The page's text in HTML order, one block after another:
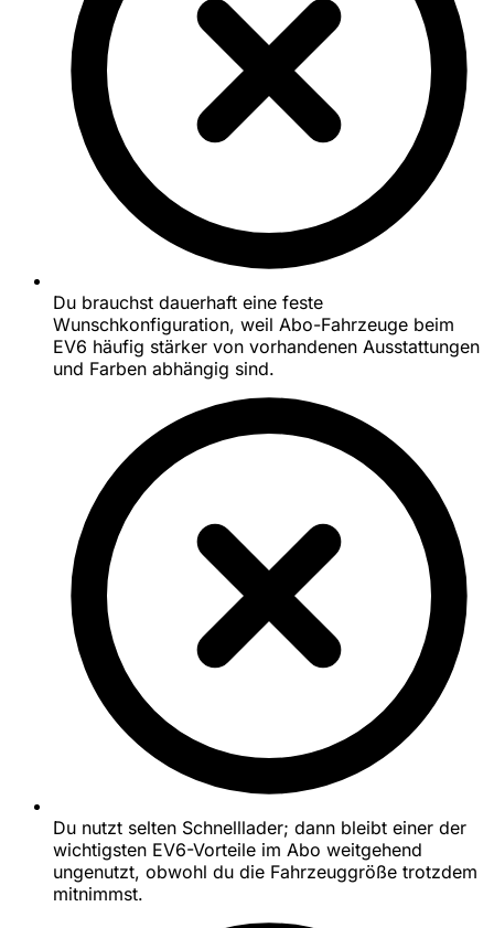
Du brauchst dauerhaft eine feste
Wunschkonfiguration, weil Abo-Fahrzeuge beim
EV6 häufig stärker von vorhandenen Ausstattungen
und Farben abhängig sind.
Du nutzt selten Schnelllader; dann bleibt einer der
wichtigsten EV6-Vorteile im Abo weitgehend
ungenutzt, obwohl du die Fahrzeuggröße trotzdem
mitnimmst.